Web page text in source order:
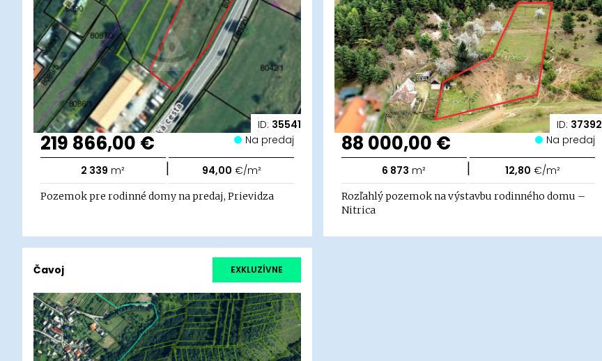
ID: 35541
219 866,00 € Na predaj
2 339 m² | 94,00 €/m²
Pozemok pre rodinné domy na predaj, Prievidza
ID: 37392
88 000,00 € Na predaj
6 873 m² | 12,80 €/m²
Rozľahlý pozemok na výstavbu rodinného domu –
Nitrica
Čavoj EXKLUZÍVNE